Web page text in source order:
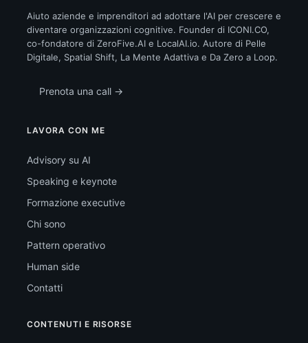
Aiuto aziende e imprenditori ad adottare l'AI per crescere e
diventare organizzazioni cognitive. Founder di ICONI.CO,
co-fondatore di ZeroFive.AI e LocalAI.io. Autore di Pelle
Digitale, Spatial Shift, La Mente Adattiva e Da Zero a Loop.
Prenota una call →
LAVORA CON ME
Advisory su AI
Speaking e keynote
Formazione executive
Chi sono
Pattern operativo
Human side
Contatti
CONTENUTI E RISORSE